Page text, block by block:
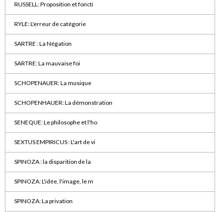
RUSSELL: Proposition et foncti
RYLE: L'erreur de catégorie
SARTRE : La Négation
SARTRE: La mauvaise foi
SCHOPENAUER: La musique
SCHOPENHAUER: La démonstration
SENEQUE: Le philosophe et l'ho
SEXTUS EMPIRICUS : L'art de vi
SPINOZA : la disparition de la
SPINOZA: L'idée, l'image, le m
SPINOZA: La privation